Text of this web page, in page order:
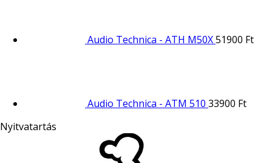
Audio Technica - ATH M50X51900 Ft
Audio Technica - ATM 510 33900 Ft
Nyitvatartás